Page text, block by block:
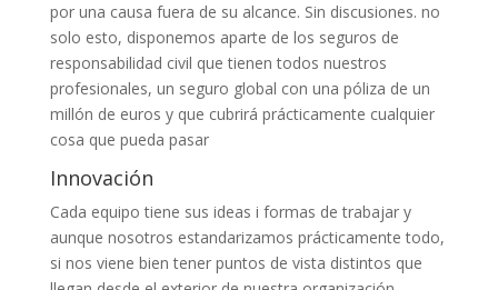
por una causa fuera de su alcance. Sin discusiones. no
solo esto, disponemos aparte de los seguros de
responsabilidad civil que tienen todos nuestros
profesionales, un seguro global con una póliza de un
millón de euros y que cubrirá prácticamente cualquier
cosa que pueda pasar
Innovación
Cada equipo tiene sus ideas i formas de trabajar y
aunque nosotros estandarizamos prácticamente todo,
si nos viene bien tener puntos de vista distintos que